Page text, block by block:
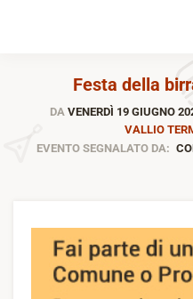
Festa della
DAVENERDÌ 19 GIUGNO
VALLIO
EVENTO SEGNALATO DA: